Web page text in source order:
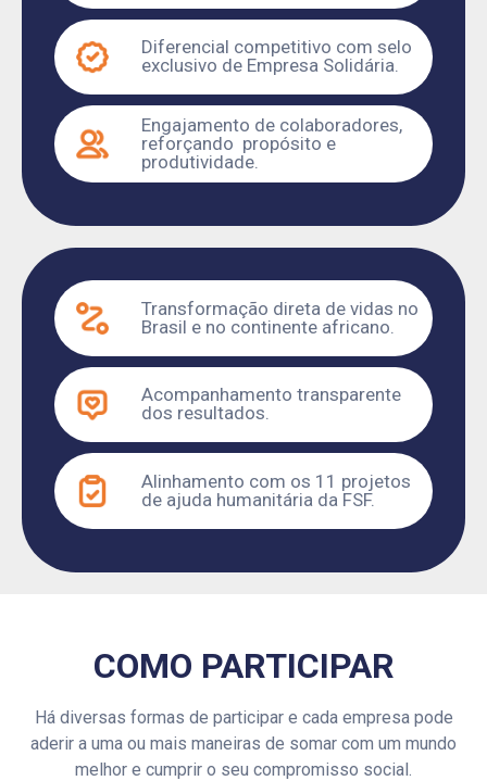
Diferencial competitivo com selo
exclusivo de Empresa Solidária.
Engajamento de colaboradores,
reforçando propósito e
produtividade.
Transformação direta de vidas no
Brasil e no continente africano.
Acompanhamento transparente
dos resultados.
Alinhamento com os 11 projetos
de ajuda humanitária da FSF.
COMO PARTICIPAR
Há diversas formas de participar e cada empresa pode
aderir a uma ou mais maneiras de somar com um mundo
melhor e cumprir o seu compromisso social.